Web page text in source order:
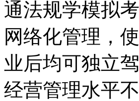
通法规学模拟
网络化管理，
业后均可独立
经营管理水平